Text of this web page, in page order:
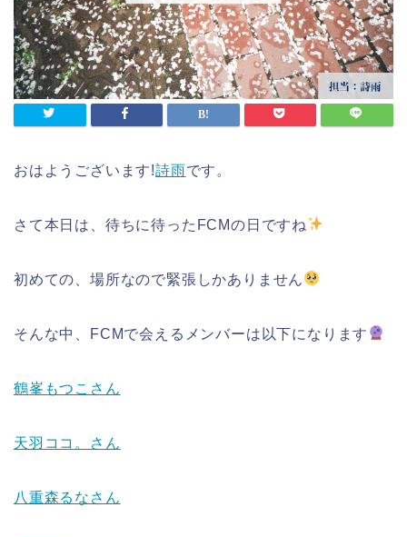
おはようございます!詩雨です。
さて本日は、待ちに待ったFCMの日ですね
初めての、場所なので緊張しかありません
そんな中、FCMで会えるメンバーは以下になります
鶴峯もつこさん
天羽ココ。さん
八重森るなさん